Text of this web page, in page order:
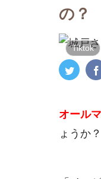
の？
Tiktok
オール
ょうか？